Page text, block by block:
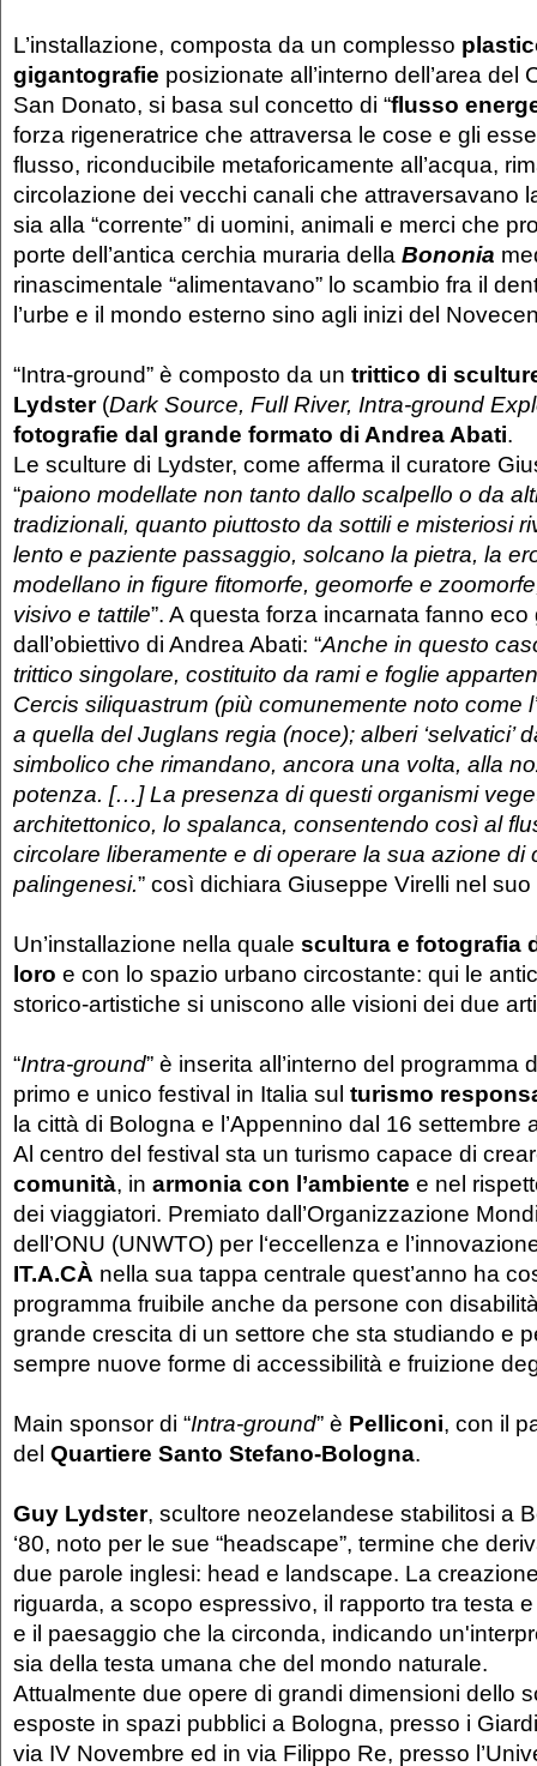
L’installazione, composta da un complesso
gigantografie posizionate all’interno dell’area del
San Donato, si basa sul concetto di “flusso
forza rigeneratrice che attraversa le cose e gli
flusso, riconducibile metaforicamente all’acqua,
circolazione dei vecchi canali che attraversavano
sia alla “corrente” di uomini, animali e merci che
porte dell’antica cerchia muraria della Bononia
rinascimentale “alimentavano” lo scambio fra il
l’urbe e il mondo esterno sino agli inizi del
“Intra-ground” è composto da un trittico di
Lydster(Dark Source, Full River, Intra-ground
fotografie dal grande formato di Andrea Abati.
Le sculture di Lydster, come afferma il curatore
“paiono modellate non tanto dallo scalpello o da
tradizionali, quanto piuttosto da sottili e misteriosi
lento e paziente passaggio, solcano la pietra, la
modellano in figure fitomorfe, geomorfe e
visivo e tattile”. A questa forza incarnata fanno
dall’obiettivo di Andrea Abati: “Anche in questo
trittico singolare, costituito da rami e foglie
Cercis siliquastrum (più comunemente noto come
a quella del Juglans regia (noce); alberi ‘selvatici’
simbolico che rimandano, ancora una volta, alla
potenza. […] La presenza di questi organismi
architettonico, lo spalanca, consentendo così al
circolare liberamente e di operare la sua azione di
palingenesi.” così dichiara Giuseppe Virelli nel
Un’installazione nella quale scultura e fotografia
loro e con lo spazio urbano circostante: qui le
storico-artistiche si uniscono alle visioni dei due
“Intra-ground” è inserita all’interno del programma
primo e unico festival in Italia sul turismo
la città di Bologna e l’Appennino dal 16 settembre
Al centro del festival sta un turismo capace di
comunità, in armonia con l’ambiente e nel
dei viaggiatori. Premiato dall’Organizzazione
dell’ONU (UNWTO) per l‘eccellenza e
IT.A.CÀ nella sua tappa centrale quest’anno ha
programma fruibile anche da persone con
grande crescita di un settore che sta studiando e
sempre nuove forme di accessibilità e fruizione
Main sponsor di “Intra-ground” è Pelliconi, con il
del Quartiere Santo Stefano-Bologna.
Guy Lydster, scultore neozelandese stabilitosi a
‘80, noto per le sue “headscape”, termine che
due parole inglesi: head e landscape. La
riguarda, a scopo espressivo, il rapporto tra testa
e il paesaggio che la circonda, indicando
sia della testa umana che del mondo naturale.
Attualmente due opere di grandi dimensioni dello
esposte in spazi pubblici a Bologna, presso i
via IV Novembre ed in via Filippo Re, presso